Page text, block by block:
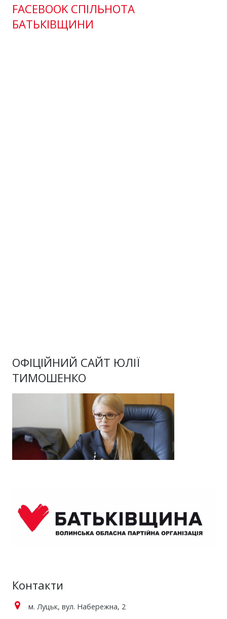
FACEBOOK СПІЛЬНОТА
БАТЬКІВЩИНИ
ОФІЦІЙНИЙ САЙТ ЮЛІЇ
ТИМОШЕНКО
Контакти
м. Луцьк, вул. Набережна, 2